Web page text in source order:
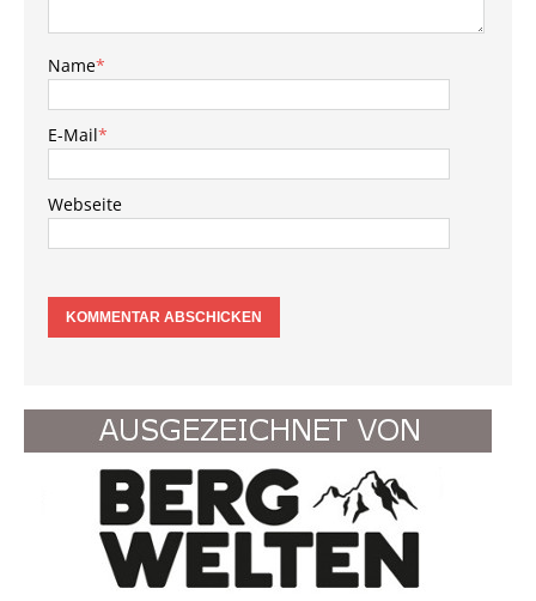
Name*
E-Mail*
Webseite